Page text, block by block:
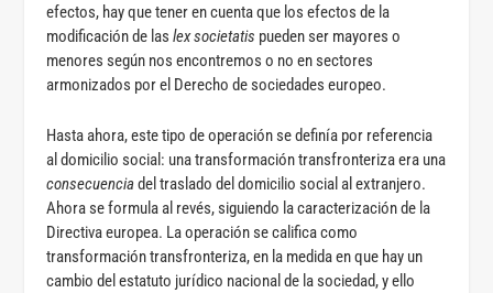
efectos, hay que tener en cuenta que los efectos de la
modificación de laslex societatis pueden ser mayores o
menores según nos encontremos o no en sectores
armonizados por el Derecho de sociedades europeo.
Hasta ahora, este tipo de operación se definía por referencia
al domicilio social: una transformación transfronteriza era una
consecuenciadel traslado del domicilio social al extranjero.
Ahora se formula al revés, siguiendo la caracterización de la
Directiva europea. La operación se califica como
transformación transfronteriza, en la medida en que hay un
cambio del estatuto jurídico nacional de la sociedad, y ello